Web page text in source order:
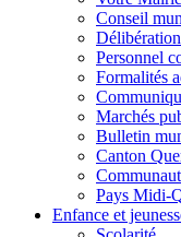
Conseil
Personnel
Formalités
Marchés
Bulletin
Canton
Pays Midi-
Enfance et